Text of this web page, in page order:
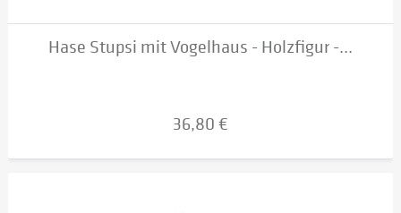
Hase Stupsi mit Vogelhaus - Holzfigur -...
36,80 €